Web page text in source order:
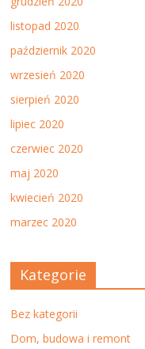
listopad 2020
październik 2020
wrzesień 2020
sierpień 2020
lipiec 2020
czerwiec 2020
maj 2020
kwiecień 2020
marzec 2020
Kategorie
Bez kategorii
Dom, budowa i remont